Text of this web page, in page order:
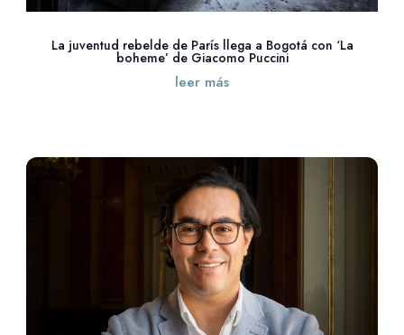
La juventud rebelde de París llega a Bogotá con ‘La
boheme’ de Giacomo Puccini
leer más